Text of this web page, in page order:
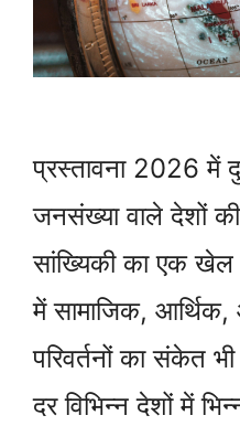
प्रस्तावना 2026 में
जनसंख्या वाले देशों
सांख्यिकी का एक खेल
में सामाजिक, आर्थिक,
परिवर्तनों का संकेत
दर विभिन्न देशों में